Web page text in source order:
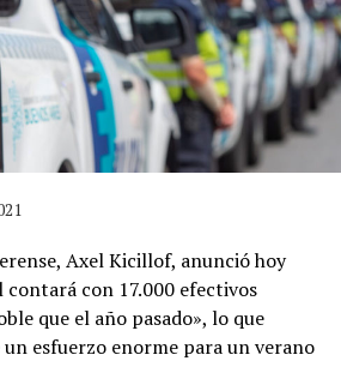
Axel Kicillof, anunció hoy
contará con 17.000 efectivos
que el año pasado», lo que
esfuerzo enorme para un verano